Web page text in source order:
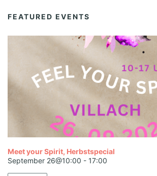
FEATURED EVENTS
Meet your Spirit, Herbstspecial
September 26@10:00 - 17:00